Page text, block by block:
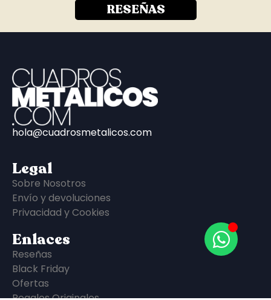
RESEÑAS
hola@cuadrosmetalicos.com
Legal
Sobre Nosotros
Envío y devoluciones
Privacidad y Cookies
Enlaces
Reseñas
Black Friday
Ofertas